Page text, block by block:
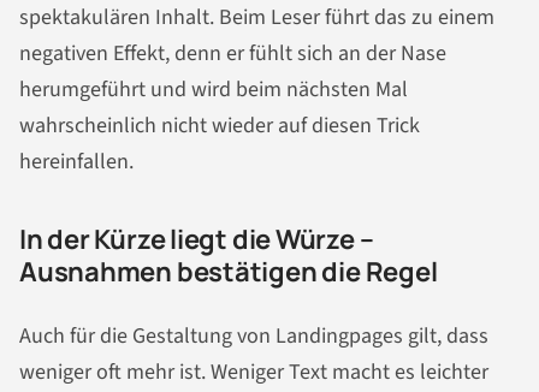
spektakulären Inhalt. Beim Leser führt das zu einem
negativen Effekt, denn er fühlt sich an der Nase
herumgeführt und wird beim nächsten Mal
wahrscheinlich nicht wieder auf diesen Trick
hereinfallen.
In der Kürze liegt die Würze –
Ausnahmen bestätigen die Regel
Auch für die Gestaltung von Landingpages gilt, dass
weniger oft mehr ist. Weniger Text macht es leichter